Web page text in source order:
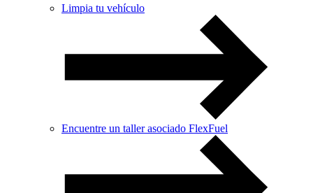
Limpia tu vehículo
Encuentre un taller asociado FlexFuel